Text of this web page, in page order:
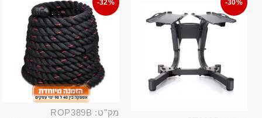
-30%
-32%
מק"ט: ROP389B